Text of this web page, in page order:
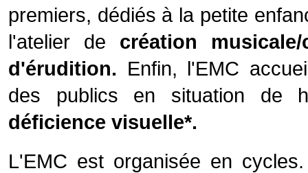
premiers, dédiés à la petite
l'atelier de création
d'érudition. Enfin, l'EMC
des publics en situation de
déficience visuelle*.
L'EMC est organisée en